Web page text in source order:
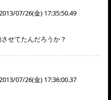
2013/07/26(金) 17:35:50.49
せてたんだろうか？
2013/07/26(金) 17:36:00.37